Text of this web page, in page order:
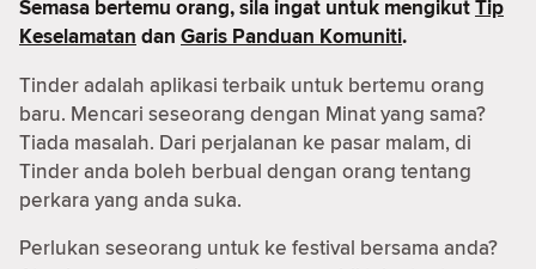
Semasa bertemu orang, sila ingat untuk mengikutTip
Keselamatan dan Garis Panduan Komuniti.
Tinder adalah aplikasi terbaik untuk bertemu orang
baru. Mencari seseorang dengan Minat yang sama?
Tiada masalah. Dari perjalanan ke pasar malam, di
Tinder anda boleh berbual dengan orang tentang
perkara yang anda suka.
Perlukan seseorang untuk ke festival bersama anda?